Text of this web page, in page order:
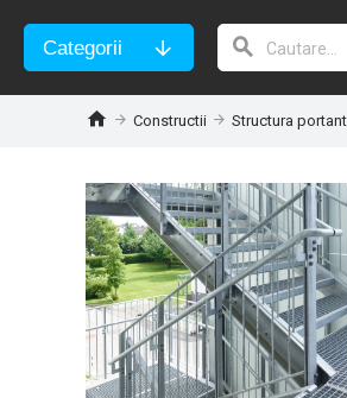
Categorii
Constructii Structura